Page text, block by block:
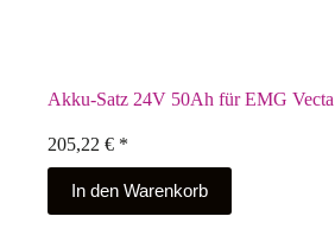
Akku-Satz 24V 50Ah für EMG
205,22 € *
In den Warenkorb